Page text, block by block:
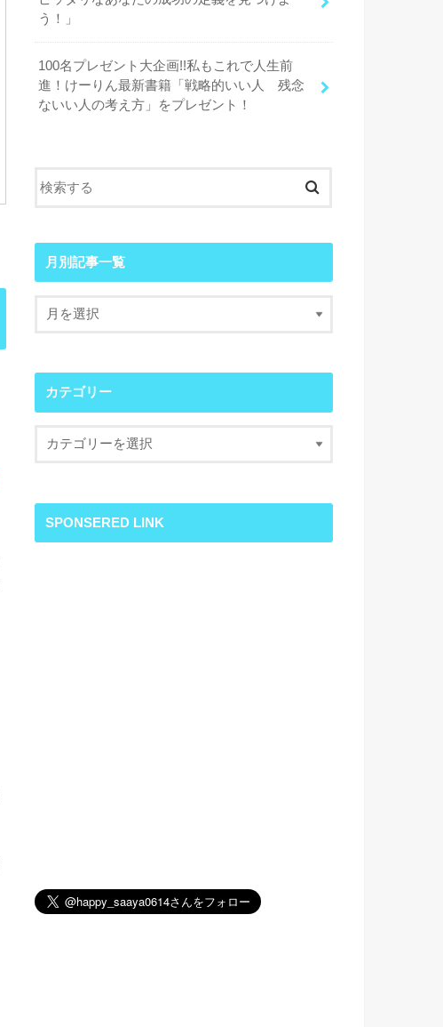
う！」
100名プレゼント大企画!!私もこれで人生前
進！けーりん最新書籍「戦略的いい人 残念
ないい人の考え方」をプレゼント！
月別記事一覧
カテゴリー
SPONSERED LINK